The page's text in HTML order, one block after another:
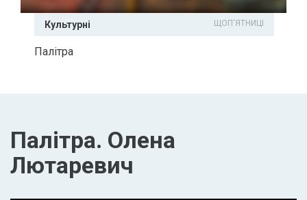
Культурні ЩОП'ЯТНИЦІ
Палітра
Палітра. Олена
Лютаревич